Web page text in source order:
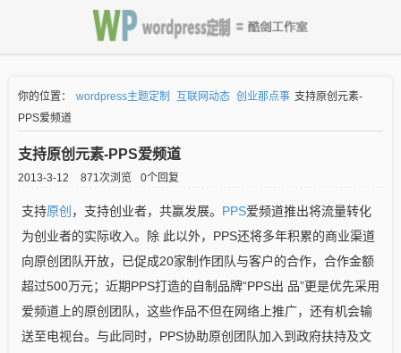
你的位置： wordpress主题定制 互联网动态 创业那点事 支持原创元素-
PPS爱频道
支持原创元素-PPS爱频道
2013-3-12 871次浏览 0个回复
支持原创 ，支持创业者，共赢发展。 PPS爱频道推出将流量转化
为创业者的实际收入。除 此以外，PPS还将多年积累的商业渠道
向原创团队开放，已促成20家制作团队与客户的合作，合作金额
超过500万元；近期PPS打造的自制品牌“PPS出 品”更是优先采用
爱频道上的原创团队，这些作品不但在网络上推广，还有机会输
送至电视台。与此同时，PPS协助原创团队加入到政府扶持及文